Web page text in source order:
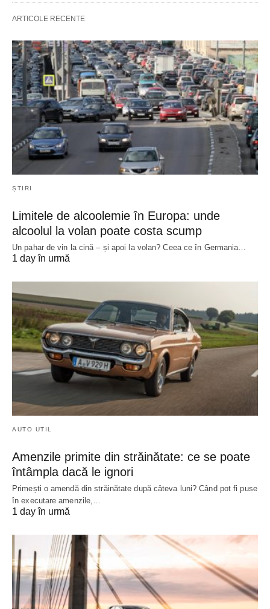
ARTICOLE RECENTE
ȘTIRI
Limitele de alcoolemie în Europa: unde
alcoolul la volan poate costa scump
Un pahar de vin la cină – și apoi la volan? Ceea ce în Germania…
1 day în urmă
AUTO UTIL
Amenzile primite din străinătate: ce se poate
întâmpla dacă le ignori
Primești o amendă din străinătate după câteva luni? Când pot fi puse
în executare amenzile,…
1 day în urmă